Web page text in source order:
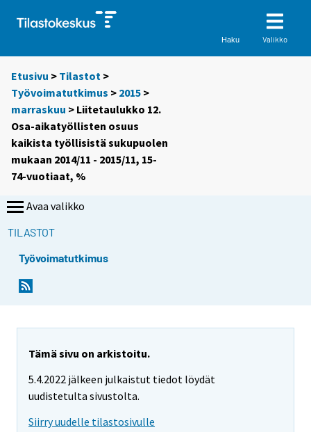
Haku Valikko
Etusivu > Tilastot >
Työvoimatutkimus > 2015 >
marraskuu > Liitetaulukko 12.
Osa-aikatyöllisten osuus
kaikista työllisistä sukupuolen
mukaan 2014/11 - 2015/11, 15-
74-vuotiaat, %
Avaa valikko
TILASTOT
Työvoimatutkimus
Tämä sivu on arkistoitu.
5.4.2022 jälkeen julkaistut tiedot löydät
uudistetulta sivustolta.
Siirry uudelle tilastosivulle